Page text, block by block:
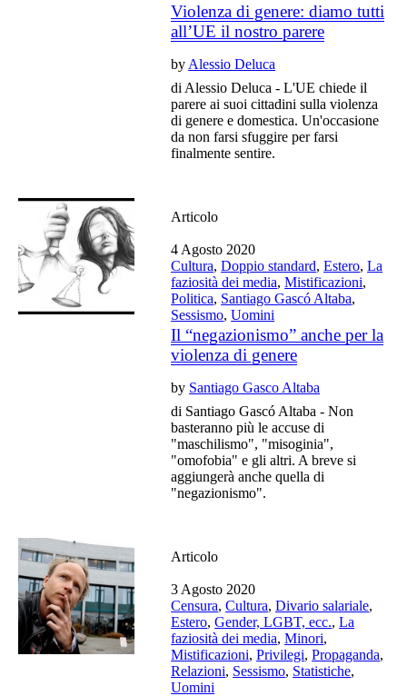
Violenza di genere: diamo tutti
all’UE il nostro parere
by Alessio Deluca
di Alessio Deluca - L'UE chiede il
parere ai suoi cittadini sulla violenza
di genere e domestica. Un'occasione
da non farsi sfuggire per farsi
finalmente sentire.
Articolo
4 Agosto 2020
Cultura,Doppio standard,Estero,La
faziosità dei media,Mistificazioni,
Politica, Santiago Gascó Altaba,
Sessismo,Uomini
Il “negazionismo” anche per la
violenza di genere
by Santiago Gasco Altaba
di Santiago Gascó Altaba - Non
basteranno più le accuse di
"maschilismo", "misoginia",
"omofobia" e gli altri. A breve si
aggiungerà anche quella di
"negazionismo".
Articolo
3 Agosto 2020
Censura,Cultura,Divario salariale,
Estero,Gender, LGBT, ecc.,La
faziosità dei media,Minori,
Mistificazioni,Privilegi,Propaganda,
Relazioni, Sessismo, Statistiche,
Uomini